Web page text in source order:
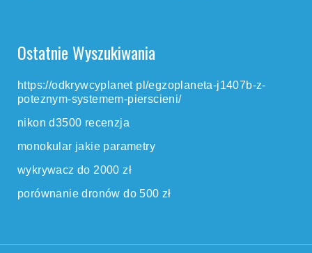
Ostatnie Wyszukiwania
https://odkrywcyplanet pl/egzoplaneta-j1407b-z-
poteznym-systemem-pierscieni/
nikon d3500 recenzja
monokular jakie parametry
wykrywacz do 2000 zł
porównanie dronów do 500 zł